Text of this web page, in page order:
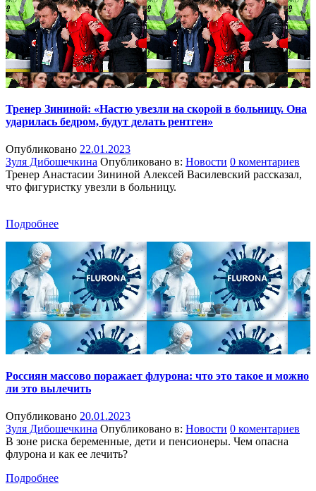
Тренер Зининой: «Настю увезли на скорой в больницу. Она
ударилась бедром, будут делать рентген»
Опубликовано 22.01.2023
Зуля Дибошечкина Опубликовано в: Новости 0 коментариев
Тренер Анастасии Зининой Алексей Василевский рассказал,
что фигуристку увезли в больницу.
Подробнее
Россиян массово поражает флурона: что это такое и можно
ли это вылечить
Опубликовано 20.01.2023
Зуля Дибошечкина Опубликовано в: Новости 0 коментариев
В зоне риска беременные, дети и пенсионеры. Чем опасна
флурона и как ее лечить?
Подробнее